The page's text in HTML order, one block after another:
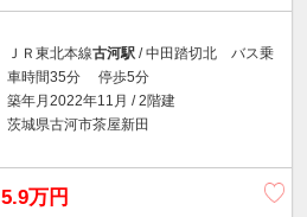
ＪＲ東北本線古河駅 / 中田踏切北 バス乗
車時間35分 停歩5分
築年月2022年11月 / 2階建
茨城県古河市茶屋新田
5.9万円